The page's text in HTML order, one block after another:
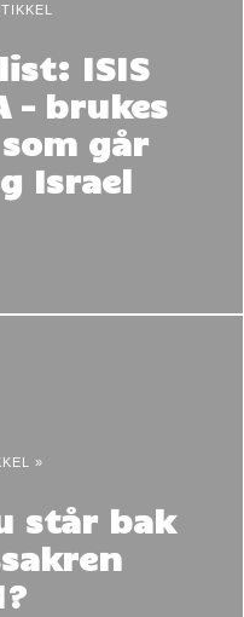
ISIS
– brukes
går
Israel
»
står bak